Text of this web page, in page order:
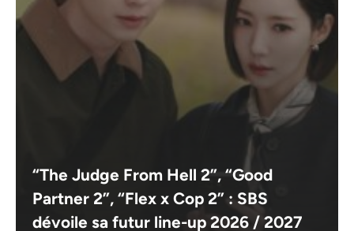
“The Judge From Hell 2”, “Good
Partner 2”, “Flex x Cop 2” : SBS
dévoile sa futur line-up 2026 / 2027